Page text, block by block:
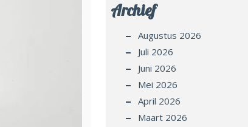
Archief
Augustus 2026
Juli 2026
Juni 2026
Mei 2026
April 2026
Maart 2026